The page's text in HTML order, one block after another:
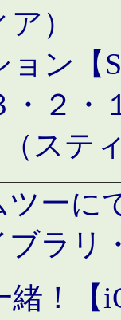
）
ョン【
・２
（ステ
ーに
ラリ
緒！【